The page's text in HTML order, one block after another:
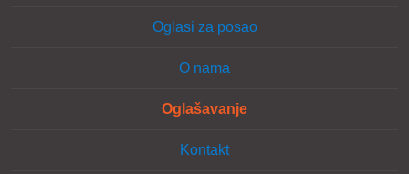
Oglasi za posao
O nama
Oglašavanje
Kontakt